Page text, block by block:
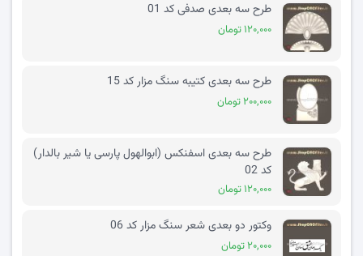
طرح سه بعدی صدفی کد 01
۱۲۰,۰۰۰ تومان
طرح سه بعدی کتیبه سنگ مزار کد 15
۲۰۰,۰۰۰ تومان
طرح سه بعدی اسفنکس (ابوالهول پارسی یا شیر بالدار)
کد 02
۱۲۰,۰۰۰ تومان
وکتور دو بعدی شعر سنگ مزار کد 06
۲۰,۰۰۰ تومان